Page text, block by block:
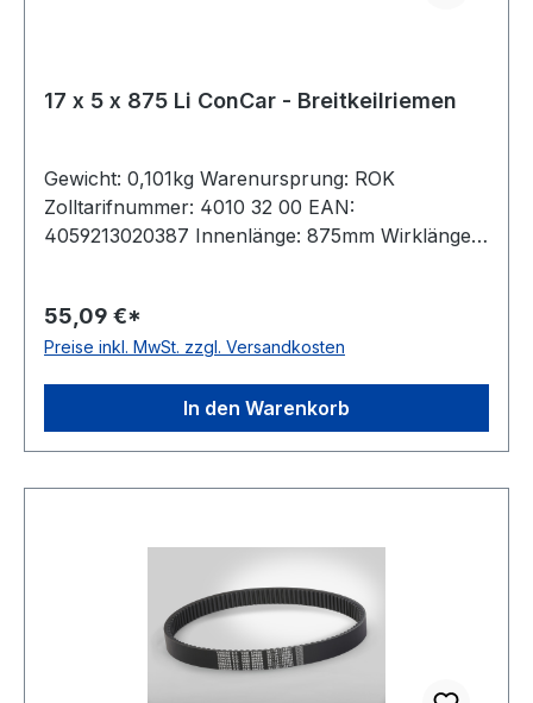
17 x 5 x 875 Li ConCar - Breitkeilriemen
Gewicht: 0,101kg Warenursprung: ROK
Zolltarifnummer: 4010 32 00 EAN:
4059213020387 Innenlänge: 875mm Wirklänge:
antistatisch: ja Norm: DIN 7719 / ISO 1604 Breite:
17mm Höhe: 5mm Winkel: 24° Material:
55,09 €*
Preise inkl. MwSt. zzgl. Versandkosten
In den Warenkorb